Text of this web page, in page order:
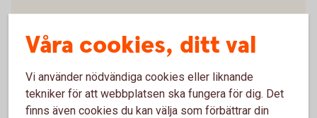
Här finns information som kan vara bra att känna till
Länka till SidensjöSparbank
Våra cookies, ditt val
Vi använder nödvändiga cookies eller liknande
tekniker för att webbplatsen ska fungera för dig. Det
finns även cookies du kan välja som förbättrar din